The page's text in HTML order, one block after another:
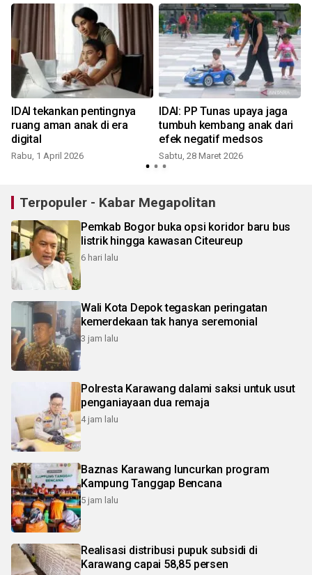
IDAI tekankan pentingnya
ruang aman anak di era
digital
Rabu, 1 April 2026
IDAI: PP Tunas upaya jaga
tumbuh kembang anak dari
efek negatif medsos
Sabtu, 28 Maret 2026
Terpopuler - Kabar Megapolitan
Pemkab Bogor buka opsi koridor baru bus
listrik hingga kawasan Citeureup
6 hari lalu
Wali Kota Depok tegaskan peringatan
kemerdekaan tak hanya seremonial
3 jam lalu
Polresta Karawang dalami saksi untuk usut
penganiayaan dua remaja
4 jam lalu
Baznas Karawang luncurkan program
Kampung Tanggap Bencana
5 jam lalu
Realisasi distribusi pupuk subsidi di
Karawang capai 58,85 persen